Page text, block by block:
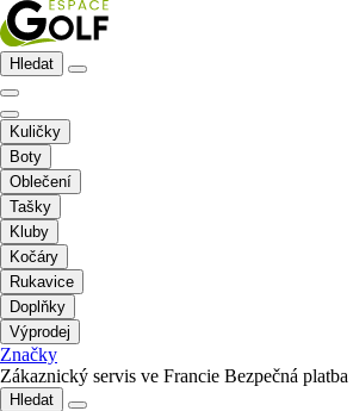
Hledat
Kuličky
Boty
Oblečení
Tašky
Kluby
Kočáry
Rukavice
Doplňky
Výprodej
Značky
Zákaznický servis ve Francie Bezpečná platba
Hledat